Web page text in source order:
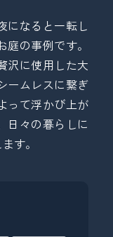
になると一転し
の事例です。
沢に使用した大
ームレスに繋ぎ
って浮かび上が
日々の暮らしに
す。